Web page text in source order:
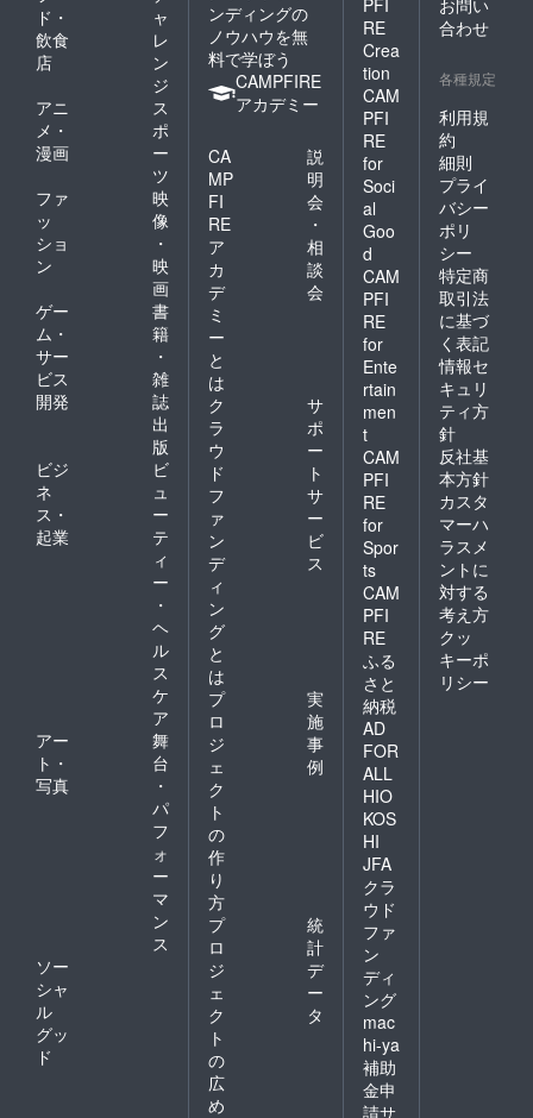
ド・
飲食
店
ャ
レ
ン
ジ
アニ
メ・
漫画
ス
ポ
ー
ツ
ファ
ッ
ショ
ン
映
像
・
映
画
ゲー
ム・
サー
ビス
開発
書
籍
・
雑
誌
出
版
ビジ
ネ
ス・
起業
ビ
ュ
ー
テ
ィ
ー
・
ヘ
ル
ス
ケ
ア
アー
ト・
写真
舞
台
・
パ
フ
ォ
ー
マ
ン
ス
ソー
シャ
ル
グッ
ド
ンディングの
ノウハウを無
料で学ぼう
CAMPFIRE
アカデミー
CA
MP
FI
RE
ア
カ
デ
ミ
ー
と
は
説
明
会
・
相
談
会
ク
ラ
ウ
ド
フ
ァ
ン
デ
ィ
ン
グ
と
は
サ
ポ
ー
ト
サ
ー
ビ
ス
プ
ロ
ジ
ェ
ク
ト
の
作
り
方
実
施
事
例
プ
ロ
ジ
ェ
ク
ト
の
広
め
統
計
デ
ー
タ
PFI
RE
Crea
tion
CAM
PFI
RE
for
Soci
al
Goo
d
CAM
PFI
RE
for
Ente
rtain
men
t
CAM
PFI
RE
for
Spor
ts
CAM
PFI
RE
ふる
さと
納税
AD
FOR
ALL
HIO
KOS
HI
JFA
クラ
ウド
ファ
ン
ディ
ング
mac
hi-ya
補助
金申
請サ
お問い
合わせ
各種規定
利用規
約
細則
プライ
バシー
ポリ
シー
特定商
取引法
に基づ
く表記
情報セ
キュリ
ティ方
針
反社基
本方針
カスタ
マーハ
ラスメ
ントに
対する
考え方
クッ
キーポ
リシー